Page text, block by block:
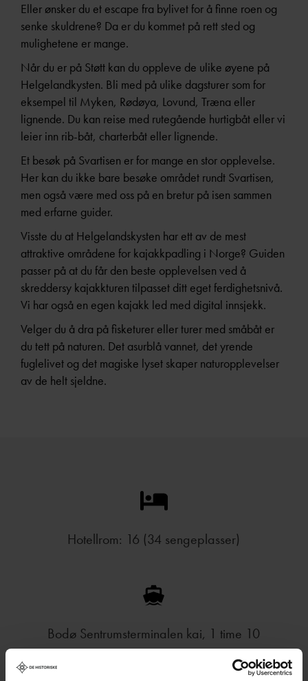
Eller ønsker du et escape fra bylivet for å finne roen og
senke skuldrene? Da er du kommet på rett sted og
mulighetene er mange.
Når du er på Støtt kan du oppleve de ulike øyene på
Helgelandkysten. Bli med på ulike dagsturer som for
eksempel til Myken, Rødøya, Lovund, Træna eller
lignende. Du kan reise med rutegående hurtigbåt eller vi
leier inn rib-båt, charterbåt eller lignende.
Et besøk på Svartisen er for mange en stor opplevelse.
Her kan du ikke bare besøke området rundt Svartisen,
men også være med oss på en bretur på isen sammen
med erfarne guider.
Visste du at Helgelandskysten har ett av de mest
attraktive områdene for kajakkpadling i Norge? Guiden
passer på at du får den beste opplevelsen ved å
skreddersy kajakkturen tilpasset ditt eget ferdighetsnivå.
Vi har også en egen kajakk led med digital innsjekk.
Velger du å dra på fisketurer eller turer med småbåt er
du tett på naturen. Det asurblå vannet, det yrende
fuglelivet og det magiske lyset skaper naturopplevelser
av de helt sjeldne.
Hotellrom: 16 (34 sengeplasser)
Bodø Sentrumsterminalen kai, 1 time 10
min